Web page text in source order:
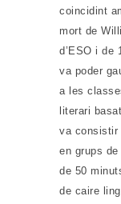
coincidint
mort de
d’ESO i de
va poder
a les
literari
va consistir
en grups
de 50
de caire